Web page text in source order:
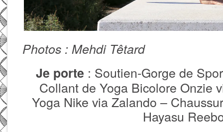
Photos : Mehdi Têtard
Je porte : Soutien-Gorge de
Collant de Yoga Bicolore Onzie
Yoga Nike via Zalando –
Hayasu